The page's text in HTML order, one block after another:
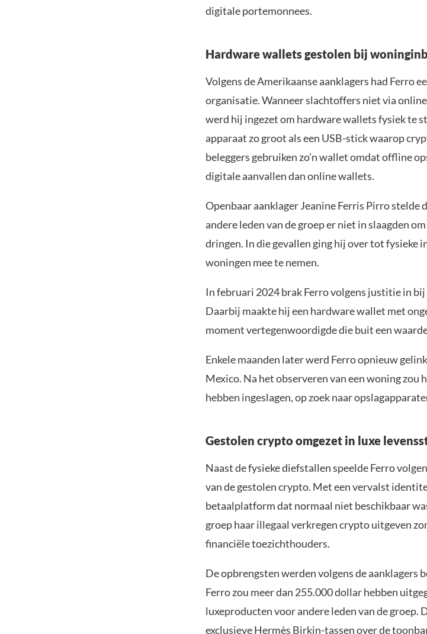
digitale portemonnees.
Hardware wallets gestolen bij
Volgens de Amerikaanse aanklagers had Ferro
organisatie. Wanneer slachtoffers niet via
werd hij ingezet om hardware wallets fysiek te
apparaat zo groot als een USB-stick waarop
beleggers gebruiken zo’n wallet omdat offline
digitale aanvallen dan online wallets.
Openbaar aanklager Jeanine Ferris Pirro stelde
andere leden van de groep er niet in slaagden
dringen. In die gevallen ging hij over tot fysieke
woningen mee te nemen.
In februari 2024 brak Ferro volgens justitie in
Daarbij maakte hij een hardware wallet met
moment vertegenwoordigde die buit een
Enkele maanden later werd Ferro opnieuw
Mexico. Na het observeren van een woning zou
hebben ingeslagen, op zoek naar
Gestolen crypto omgezet in luxe
Naast de fysieke diefstallen speelde Ferro
van de gestolen crypto. Met een vervalst
betaalplatform dat normaal niet beschikbaar
groep haar illegaal verkregen crypto uitgeven
financiële toezichthouders.
De opbrengsten werden volgens de aanklagers
Ferro zou meer dan 255.000 dollar hebben
luxeproducten voor andere leden van de groep.
exclusieve Hermès Birkin-tassen over de